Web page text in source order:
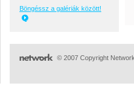
Böngéssz a galériák között!
© 2007 Copyright